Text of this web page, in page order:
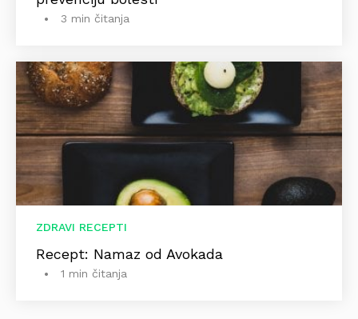
3 min čitanja
ZDRAVI RECEPTI
Recept: Namaz od Avokada
1 min čitanja